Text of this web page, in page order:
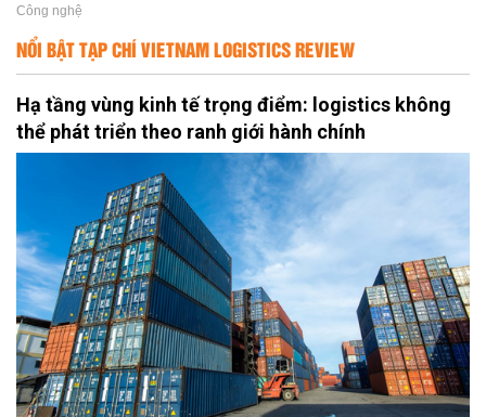
Công nghệ
NỔI BẬT TẠP CHÍ VIETNAM LOGISTICS REVIEW
Hạ tầng vùng kinh tế trọng điểm: logistics không
thể phát triển theo ranh giới hành chính